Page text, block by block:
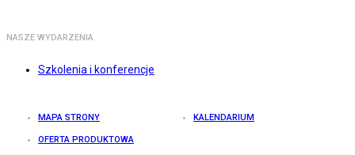
NASZE WYDARZENIA
Szkolenia i konferencje
MAPA STRONY KALENDARIUM
OFERTA PRODUKTOWA